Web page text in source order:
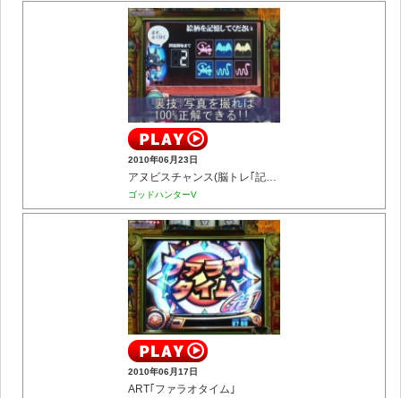
2010年06月23日
アヌビスチャンス(脳トレ｢記憶力｣)
ゴッドハンターV
2010年06月17日
ART｢ファラオタイム｣